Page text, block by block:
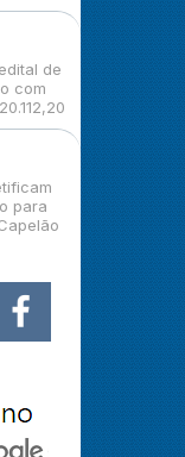
de
com
para